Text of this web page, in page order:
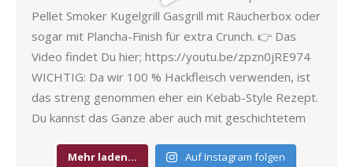
Mehr laden… Auf Instagram folgen